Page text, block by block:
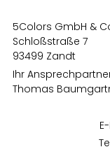
5Colors GmbH &
Schloßstraße 7
93499 Zandt
Ihr
Thomas